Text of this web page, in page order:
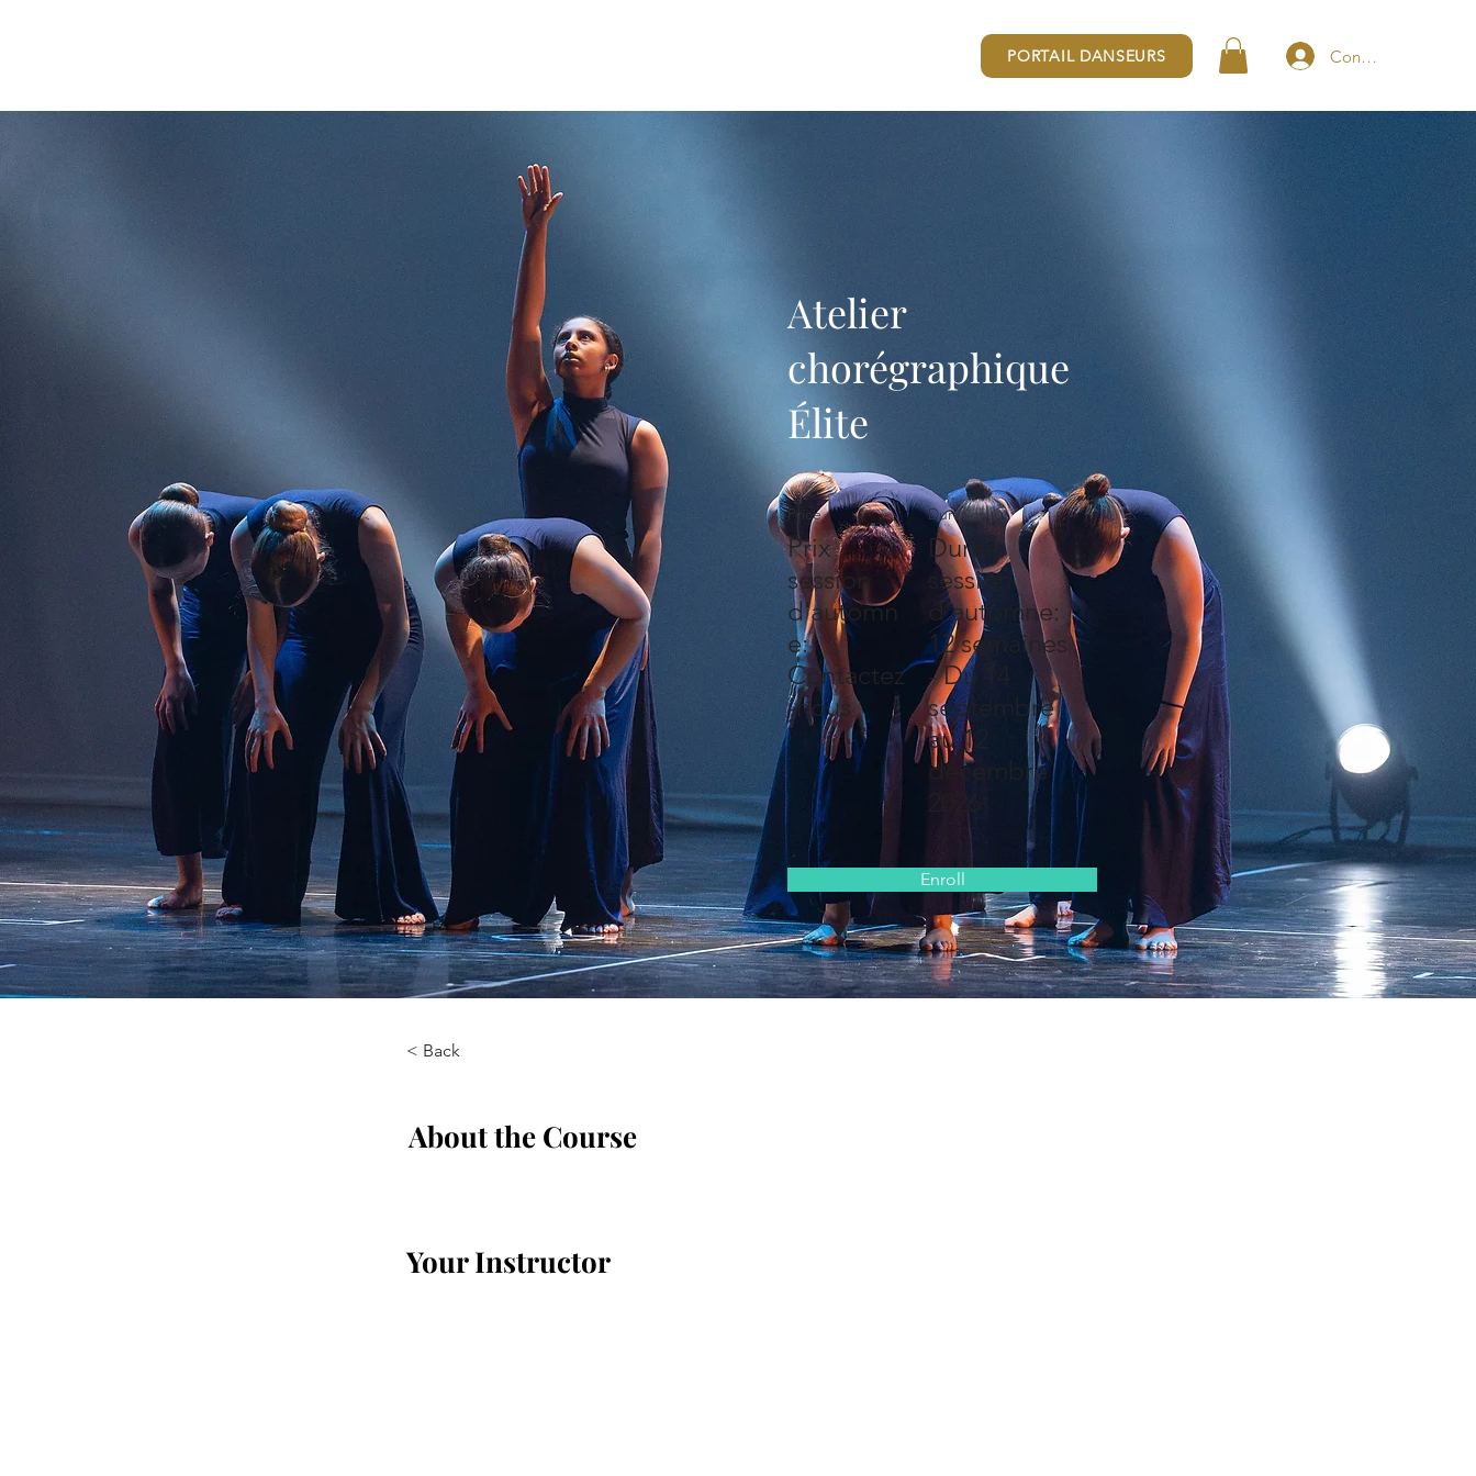
PORTAIL DANSEURS Connexion
Atelier
chorégraphique
Élite
Price
Prix
session
d'automn
e:
Contactez
-nous
Duration
Durée
session
d'automne:
12 semaines
- Du 14
septembre
au 12
décembre
2026
Enroll
< Back
About the Course
Your Instructor